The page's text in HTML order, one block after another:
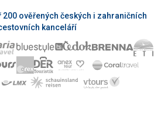
ověřených českých i zahraničních
kanceláří